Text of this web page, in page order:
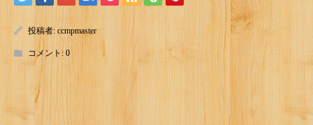
投稿者: ccmpmaster
コメント: 0